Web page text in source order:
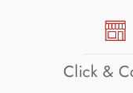
Click &